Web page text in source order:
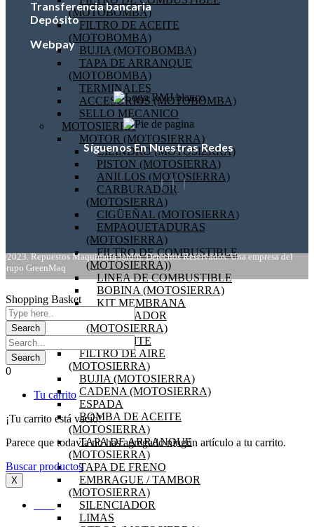
(MOTOBOMBA)
FILTRO DE ACEITE
(MOTOBOMBA)
BUJIA (MOTOBOMBA)
TAPA DE ARRANQUE
(MOTOBOMBA)
TERMINALES
ACCESORIOS (MOTOBOMBA)
SELLO MECANICO
MOTOSIERRA
MOTOR (MOTOSIERRA)
CILINDRO (MOTOSIERRA)
PISTON (MOTOSIERRA)
ANILLOS (MOTOSIERRA)
CARBURADOR
(MOTOSIERRA)
CIGÜEÑAL (MOTOSIERRA)
EMPAQUETADURAS
(MOTOSIERRA)
FILTRO DE COMBUSTIBLE
(MOTOSIERRA))
LINEA DE COMBUSTIBLE
BOBINA (MOTOSIERRA)
KIT MEMBRANA
CARBURADOR
(MOTOSIERRA)
VOLANTE
FILTRO DE AIRE
(MOTOSIERRA)
BUJIA (MOTOSIERRA)
CADENA (MOTOSIERRA)
ESPADA
BOMBA DE ACEITE
(MOTOSIERRA)
TAPA DE ARRANQUE
(MOTOSIERRA)
TAPA DE FRENO
EMBRAGUE / TAMBOR
(MOTOSIERRA)
SILENCIADOR
LIMAS
Transferencia bancaria
Depósito
Webpay
Síguenos En Nuestras Redes
©2023. Repuestos Maquinaria Jardín. Derechos Reservados. Una empresa del
Grupo GreenMaq
Shopping Basket
0
Tu carrito
¡Tu carrito está vacío!
Parece que todavía no has agregado ningún artículo a tu carrito.
Buscar productos
X